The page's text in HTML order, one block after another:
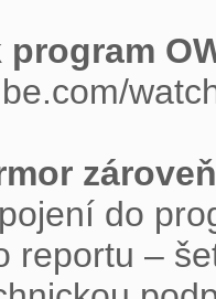
reportu –